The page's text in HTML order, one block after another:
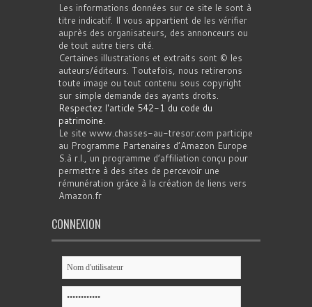
Les informations données sur ce site le sont à
titre indicatif. Il vous appartient de les vérifier
auprès des organisateurs, des annonceurs ou
de tout autre tiers cité.
Certaines illustrations et extraits sont © les
auteurs/éditeurs. Toutefois, nous retirerons
toute image ou tout contenu sous copyright
sur simple demande des ayants droits.
Respectez l'article 542-1 du code du
patrimoine.
Le site www.chasses-au-tresor.com participe
au Programme Partenaires d’Amazon Europe
S.à r.l., un programme d’affiliation conçu pour
permettre à des sites de percevoir une
rémunération grâce à la création de liens vers
Amazon.fr
CONNEXION